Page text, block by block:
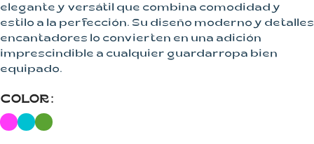
elegante y versátil que combina comodidad y
estilo a la perfección. Su diseño moderno y detalles
encantadores lo convierten en una adición
imprescindible a cualquier guardarropa bien
equipado.
COLOR